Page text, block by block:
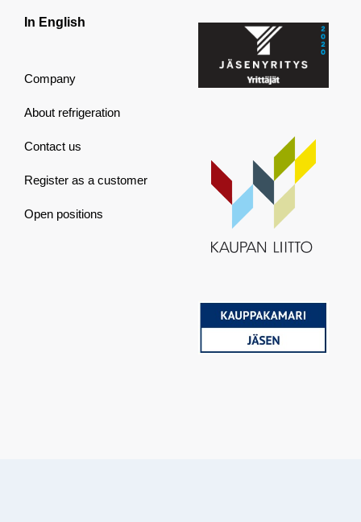
In English
Company
About refrigeration
Contact us
Register as a customer
Open positions